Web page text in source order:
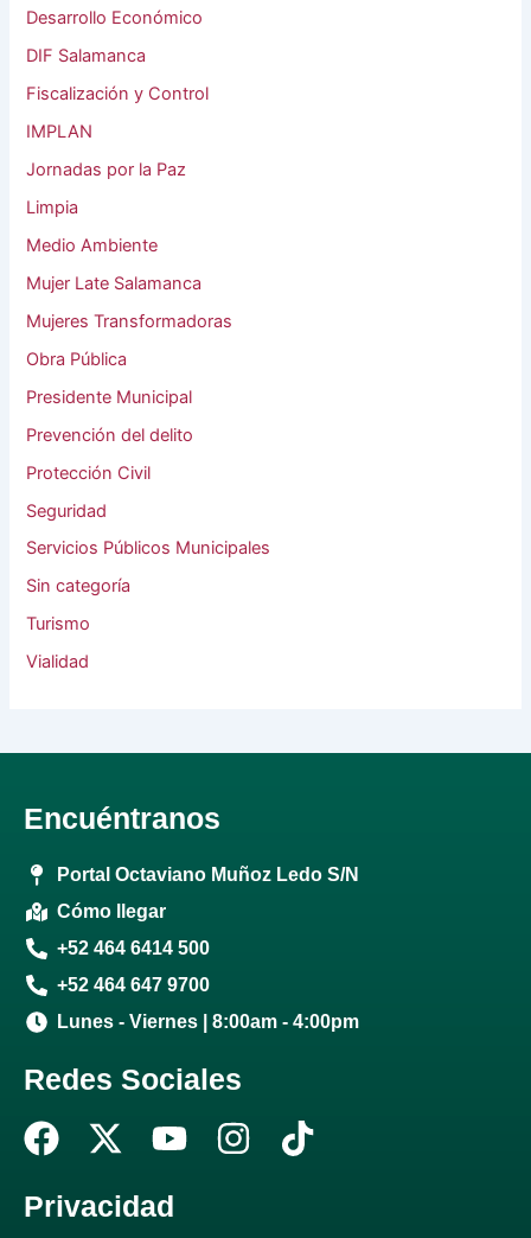
Desarrollo Económico
DIF Salamanca
Fiscalización y Control
IMPLAN
Jornadas por la Paz
Limpia
Medio Ambiente
Mujer Late Salamanca
Mujeres Transformadoras
Obra Pública
Presidente Municipal
Prevención del delito
Protección Civil
Seguridad
Servicios Públicos Municipales
Sin categoría
Turismo
Vialidad
Encuéntranos
Portal Octaviano Muñoz Ledo S/N
Cómo llegar
+52 464 6414 500
+52 464 647 9700
Lunes - Viernes | 8:00am - 4:00pm
Redes Sociales
F
c
X
t
Y
u
I
T
Privacidad